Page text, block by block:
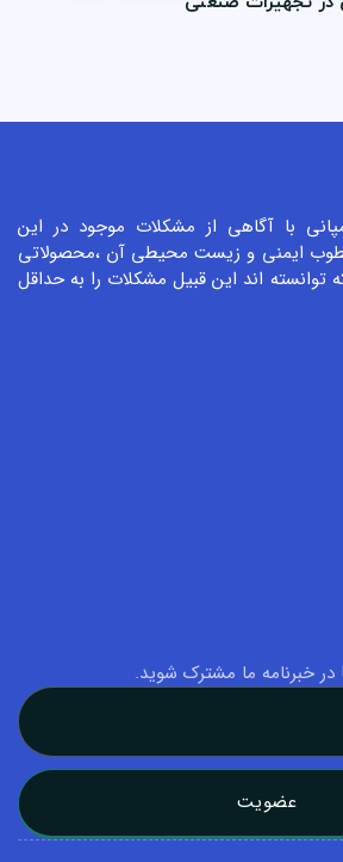
با آگاهی از مشکلات موجود در این
ایمنی و زیست محیطی آن ،محصولاتی
اند این قبیل مشکلات را به حداقل
ما مشترک شوید.
عضویت